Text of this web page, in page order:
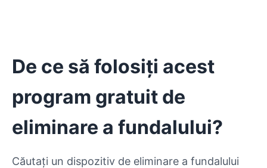
De ce să folosiți acest
program gratuit de
eliminare a fundalului?
Căutați un dispozitiv de eliminare a fundalului